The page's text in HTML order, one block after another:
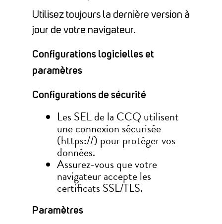
Utilisez toujours la dernière version à
jour de votre navigateur.
Configurations logicielles et
paramètres
Configurations de sécurité
Les SEL de la CCQ utilisent
une connexion sécurisée
(https://) pour protéger vos
données.
Assurez-vous que votre
navigateur accepte les
certificats SSL/TLS.
Paramètres